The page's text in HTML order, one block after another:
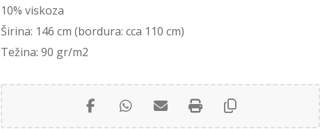
10% viskoza
Širina: 146 cm (bordura: cca 110 cm)
Težina: 90 gr/m2